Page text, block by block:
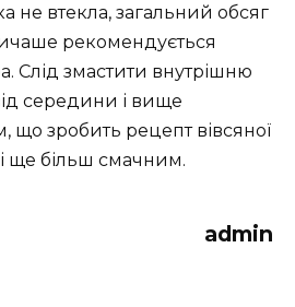
не втекла, загальний обсяг
рекомендується
Слід змастити внутрішню
середини і вище
зробить рецепт вівсяної
ще більш смачним.
admin